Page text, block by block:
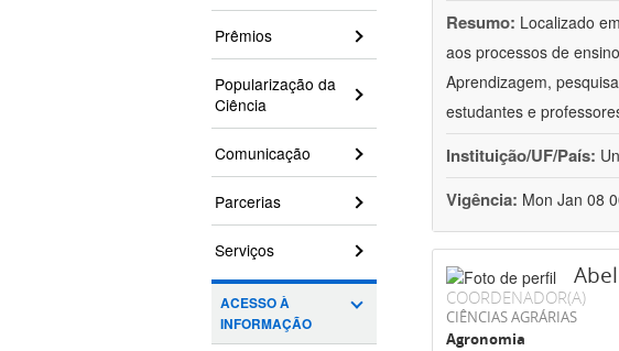
Prêmios
Popularização da
Ciência
Comunicação
Parcerias
Serviços
ACESSO À
INFORMAÇÃO
Resumo: Localizado
aos processos de
Aprendizagem,
estudantes e
Instituição/UF/País:
Vigência: Mon Jan 08
COORDENADOR(A)
CIÊNCIAS AGRÁRIAS
Agronomia